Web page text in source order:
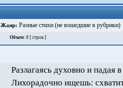
Жанр: Разные стихи (не вошедшие в рубрики)
Объем: 8 [ строк ]
Разлагаясь духовно и падая
Лихорадочно ищешь: